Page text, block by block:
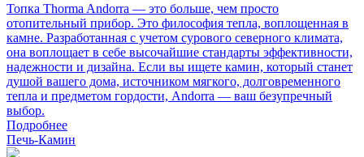
Топка Thorma Andorra — это больше, чем просто
отопительный прибор. Это философия тепла, воплощенная в
камне. Разработанная с учетом сурового северного климата,
она воплощает в себе высочайшие стандарты эффективности,
надежности и дизайна. Если вы ищете камин, который станет
душой вашего дома, источником мягкого, долговременного
тепла и предметом гордости, Andorra — ваш безупречный
выбор.
Подробнее
Печь-Камин